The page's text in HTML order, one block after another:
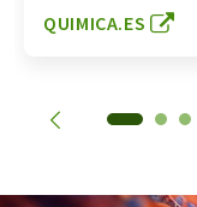
QUIMICA.ES